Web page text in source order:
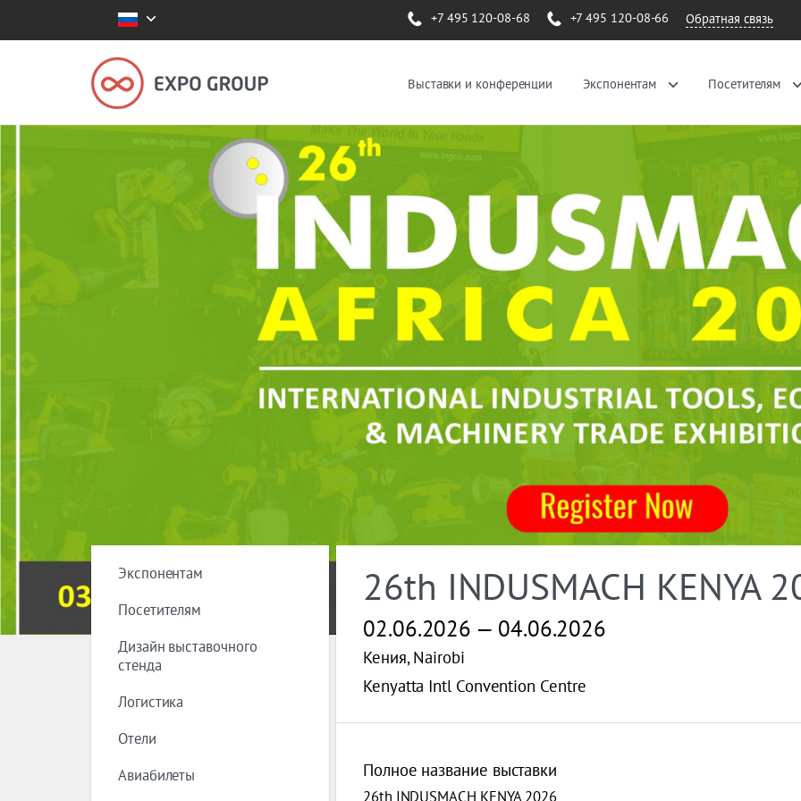
+7 495 120-08-68 +7 495 120-08-66 Обратная связь
Выставки и конференции Экспонентам Посетителям
Экспонентам
Посетителям
Дизайн выставочного
стенда
Логистика
Отели
Авиабилеты
26th INDUSMACH KENYA
02.06.2026 — 04.06.2026
Кения, Nairobi
Kenyatta Intl Convention Centre
Полное название выставки
26th INDUSMACH KENYA 2026